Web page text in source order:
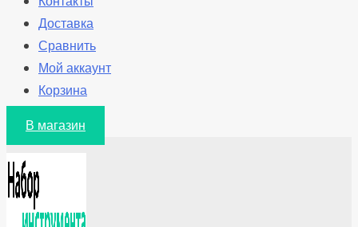
Доставка
Сравнить
Мой аккаунт
Корзина
В магазин